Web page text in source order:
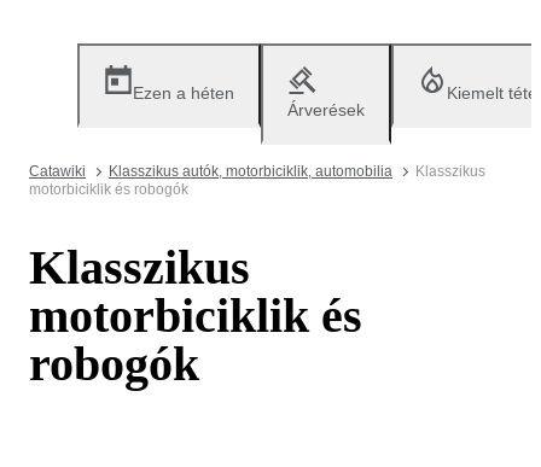
Ezen a héten
Árverések
Kiemelt
Catawiki Klasszikus autók, motorbiciklik, automobilia
Klasszikus
motorbiciklik és robogók
Klasszikus
motorbiciklik és
robogók